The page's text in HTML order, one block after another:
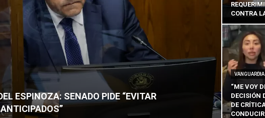
ESPINOZA: SENADO PIDE “EVITAR
CONTRA
VANGUARDIA
“ME VOY
DECISIÓN
DE